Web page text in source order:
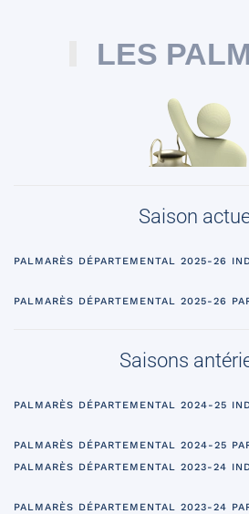
LES
Saison
PALMARÈS DÉPARTEMENTAL 2025-26
PALMARÈS DÉPARTEMENTAL 2025-26
Saisons
PALMARÈS DÉPARTEMENTAL 2024-25
PALMARÈS DÉPARTEMENTAL 2024-25
PALMARÈS DÉPARTEMENTAL 2023-24
PALMARÈS DÉPARTEMENTAL 2023-24